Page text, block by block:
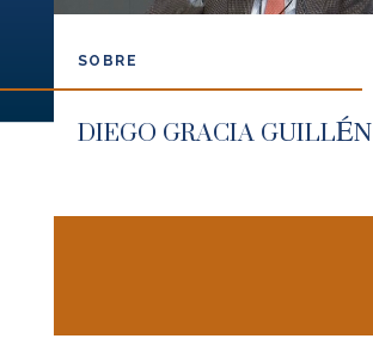
SOBRE
DIEGO GRACIA GUILLÉN